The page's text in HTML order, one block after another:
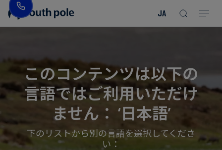
JA
役
員
紹
介
ァ
ッ
シ
ョ
ン
ク
ト
を
見
る
レ
ポ
ー
ト
Read more
Read more
Read more
Read more
Read more
Read more
Read more
Read more
Read more Read more
このコンテンツは以下の
言語ではご利用いただけ
ません： ‘日本語’
下のリストから別の言語を選択してくださ
い：